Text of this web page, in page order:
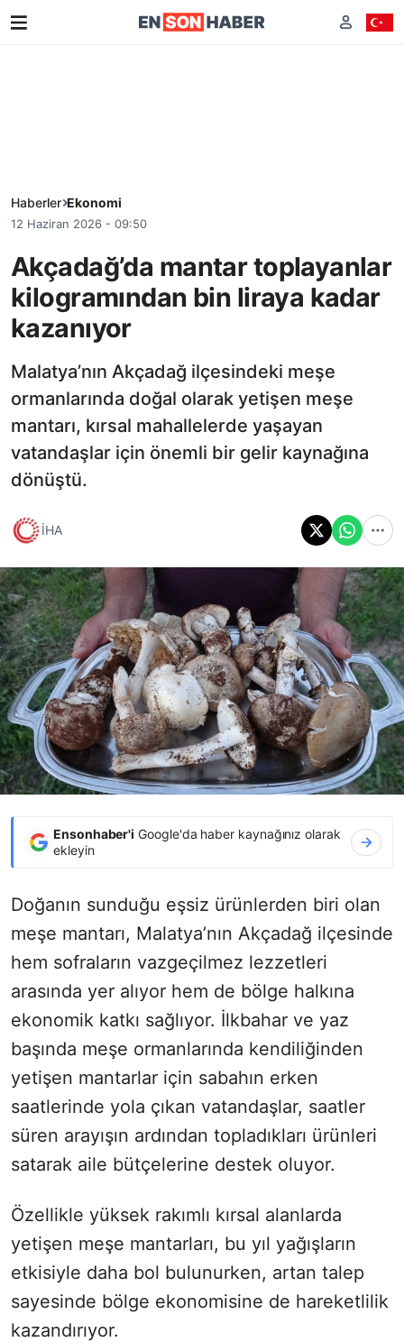
Haberler Ekonomi
12 Haziran 2026 - 09:50
Akçadağ’da mantar toplayanlar
kilogramından bin liraya kadar
kazanıyor
Malatya’nın Akçadağ ilçesindeki meşe
ormanlarında doğal olarak yetişen meşe
mantarı, kırsal mahallelerde yaşayan
vatandaşlar için önemli bir gelir kaynağına
dönüştü.
İHA
Ensonhaber'i Google'da haber kaynağınız olarak
ekleyin
Doğanın sunduğu eşsiz ürünlerden biri olan
meşe mantarı, Malatya’nın Akçadağ ilçesinde
hem sofraların vazgeçilmez lezzetleri
arasında yer alıyor hem de bölge halkına
ekonomik katkı sağlıyor. İlkbahar ve yaz
başında meşe ormanlarında kendiliğinden
yetişen mantarlar için sabahın erken
saatlerinde yola çıkan vatandaşlar, saatler
süren arayışın ardından topladıkları ürünleri
satarak aile bütçelerine destek oluyor.
Özellikle yüksek rakımlı kırsal alanlarda
yetişen meşe mantarları, bu yıl yağışların
etkisiyle daha bol bulunurken, artan talep
sayesinde bölge ekonomisine de hareketlilik
kazandırıyor.